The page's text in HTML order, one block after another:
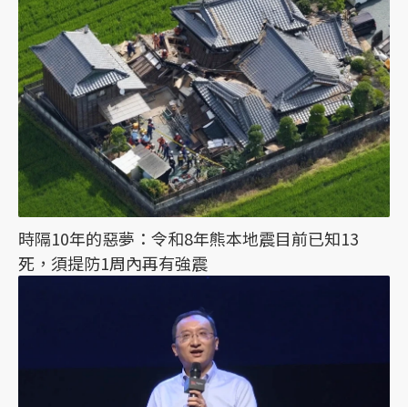
時隔10年的惡夢：令和8年熊本地震目前已知13
死，須提防1周內再有強震